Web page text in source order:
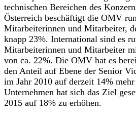
technischen Bereichen des
Österreich beschäftigt die OMV
Mitarbeiterinnen und Mitarbeiter,
knapp 23%. International sind es
Mitarbeiterinnen und Mitarbeiter
von ca. 22%. Die OMV hat es
den Anteil auf Ebene der Senior
im Jahr 2010 auf derzeit 14%
Unternehmen hat sich das Ziel
2015 auf 18% zu erhöhen.